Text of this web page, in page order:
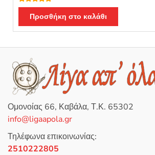
Βαθμολογή
θηκε με 5.00
από 5Προσθήκη στο καλάθι
Ομονοίας 66, Καβάλα, Τ.Κ. 65302
info@ligaapola.gr
Τηλέφωνα επικοινωνίας:
2510222805